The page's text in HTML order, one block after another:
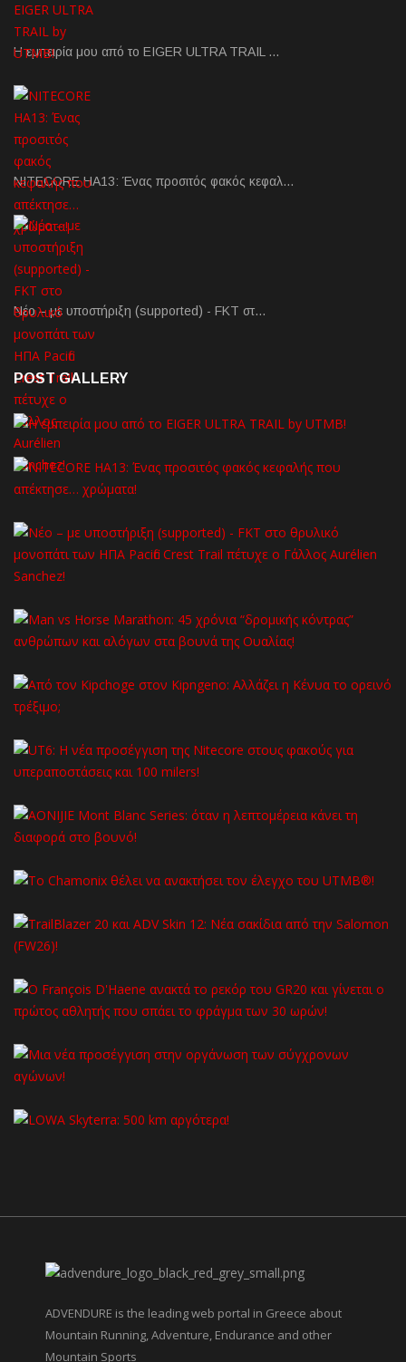
Η εμπειρία μου από το EIGER ULTRA TRAIL …
NITECORE HA13: Ένας προσιτός φακός κεφαλ…
Νέο – με υποστήριξη (supported) - FKT στ…
POST GALLERY
ADVENDURE is the leading web portal in Greece about
Mountain Running, Adventure, Endurance and other
Mountain Sports